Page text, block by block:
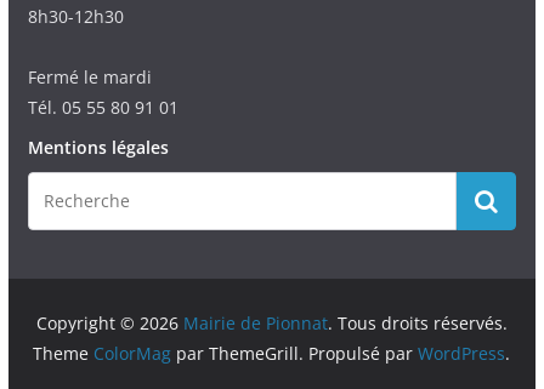
8h30-12h30
Fermé le mardi
Tél. 05 55 80 91 01
Mentions légales
Copyright © 2026 Mairie de Pionnat. Tous droits réservés.
Theme ColorMag par ThemeGrill. Propulsé parWordPress.